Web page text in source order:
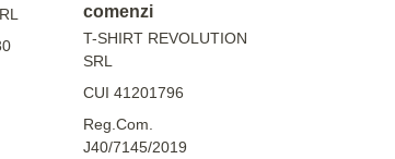
comenzi
T-SHIRT REVOLUTION
SRL
CUI 41201796
Reg.Com.
J40/7145/2019